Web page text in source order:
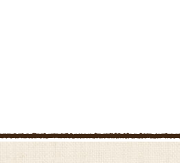
にじいろふぁ～みん